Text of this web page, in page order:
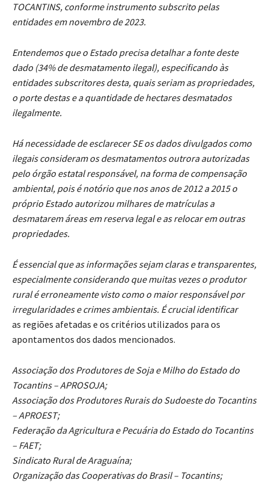
TOCANTINS, conforme instrumento subscrito pelas
entidades em novembro de 2023.
Entendemos que o Estado precisa detalhar a fonte deste
dado (34% de desmatamento ilegal), especificando às
entidades subscritores desta, quais seriam as propriedades,
o porte destas e a quantidade de hectares desmatados
ilegalmente.
Há necessidade de esclarecer SE os dados divulgados como
ilegais consideram os desmatamentos outrora autorizadas
pelo órgão estatal responsável, na forma de compensação
ambiental, pois é notório que nos anos de 2012 a 2015 o
próprio Estado autorizou milhares de matrículas a
desmatarem áreas em reserva legal e as relocar em outras
propriedades.
É essencial que as informações sejam claras e transparentes,
especialmente considerando que muitas vezes o produtor
rural é erroneamente visto como o maior responsável por
irregularidades e crimes ambientais. É crucial identificar
as regiões afetadas e os critérios utilizados para os
apontamentos dos dados mencionados.
Associação dos Produtores de Soja e Milho do Estado do
Tocantins – APROSOJA;
Associação dos Produtores Rurais do Sudoeste do Tocantins
– APROEST;
Federação da Agricultura e Pecuária do Estado do Tocantins
– FAET;
Sindicato Rural de Araguaína;
Organização das Cooperativas do Brasil – Tocantins;